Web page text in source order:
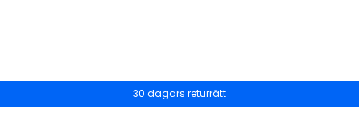
30 dagars returrätt